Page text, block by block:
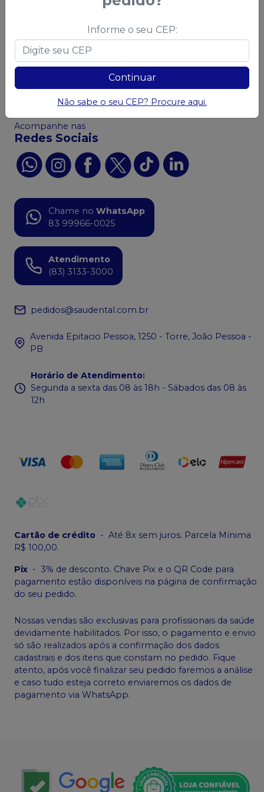
Política de Trocas e
Devoluções
Código de Defesa do
Ofertas
LGPD
Acompanhe nas
Redes Sociais
Chame no WhatsApp
83 99966-0025
Atendimento
(83) 3133-3000
pedidos@saudental.com.br
Avenida Epitacio Pessoa, 1250 - Torre, João Pessoa -
PB
Horário de Atendimento:
Segunda a sexta das 08 às 18h - Sábados das 08 às
12h
Cartão de crédito - Até 8x sem juros. Parcela Mínima
R$ 100,00.
Pix - 3% de desconto. Chave Pix e o QR Code para
pagamento estão disponíveis na página de confirmação
do seu pedido.
Nossas vendas são exclusivas para profissionais da saúde
devidamente habilitados. Por isso, o pagamento e envio
só são realizados após a confirmação dos dados
cadastrais e dos itens que constam no pedido. Fique
atento, após você finalizar seu pedido faremos a análise
e caso tudo esteja correto enviaremos os dados de
pagamento via WhatsApp.
Informe o seu CEP:
Continuar
Não sabe o seu CEP? Procure aqui.